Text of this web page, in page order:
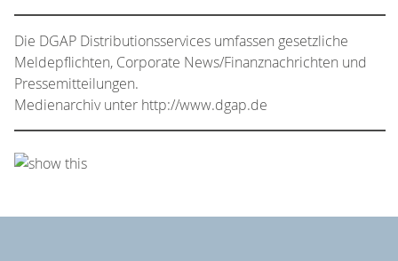
Die DGAP Distributionsservices umfassen gesetzliche
Meldepflichten, Corporate News/Finanznachrichten und
Pressemitteilungen.
Medienarchiv unter http://www.dgap.de